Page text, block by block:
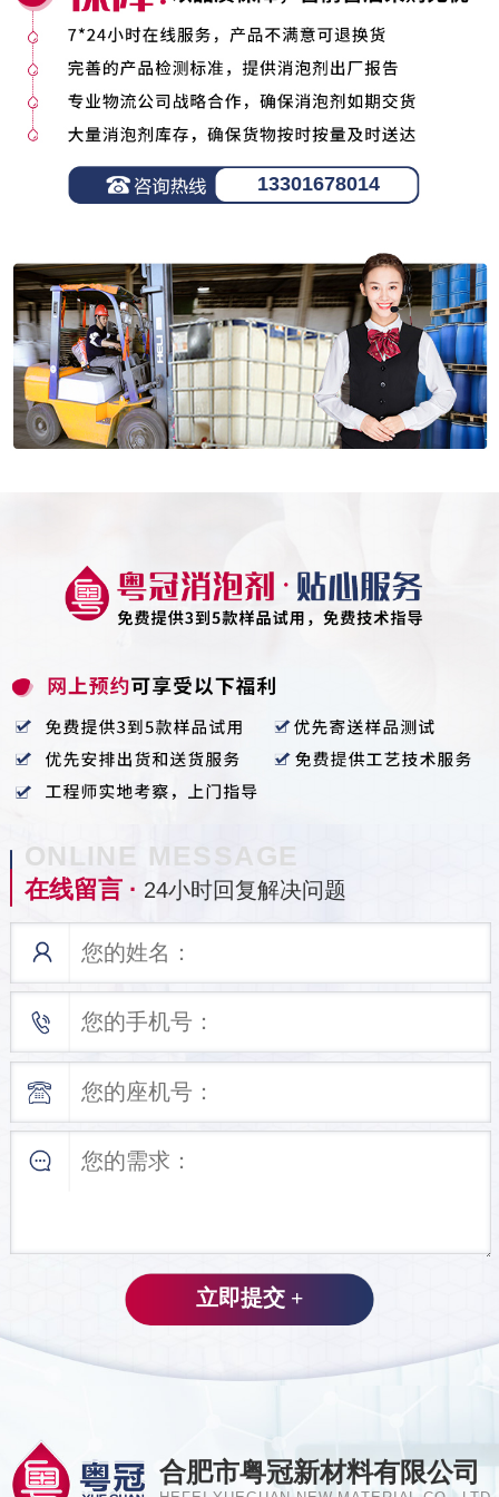
13301678014
ONLINE MESSAGE
在线留言 · 24小时回复解决问题
合肥市粤冠新材料有限公司